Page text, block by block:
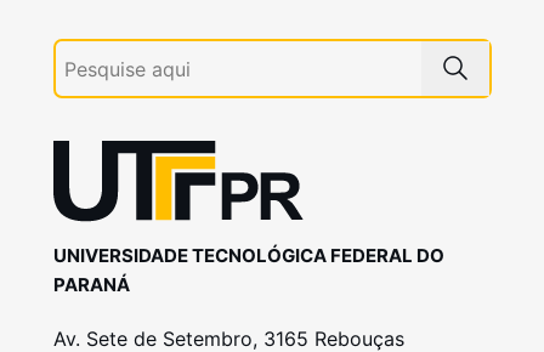
UNIVERSIDADE TECNOLÓGICA FEDERAL DO
PARANÁ
Av. Sete de Setembro, 3165 Rebouças